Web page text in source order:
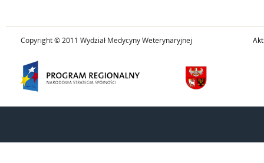
Copyright © 2011 Wydział Medycyny Weterynaryjnej